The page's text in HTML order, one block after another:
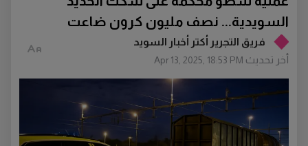
فريق التجرير أكتر أخبار السويد
أخر تحديث Apr 13, 2025, 18:53 PM
السويدية... نصف مليون كرون ضاعت